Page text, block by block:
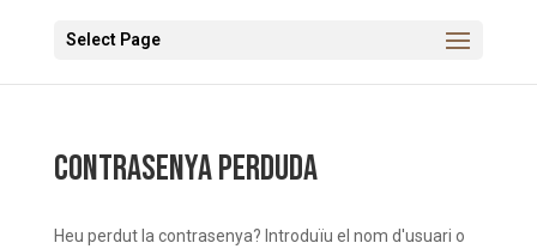
Select Page
Contrasenya perduda
Heu perdut la contrasenya? Introduïu el nom d'usuari o